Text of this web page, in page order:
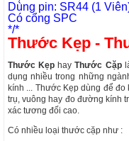
Dùng pin: SR44 (1
Có cổng SPC
*/*
Thước Kẹp -
Thước Kẹp hayThước Cặp
dụng nhiều trong những
kính ... Thước Kẹp dùng để
trụ, vuông hay đo đường kính
xác tương đối cao.
Có nhiều loại thước cặp như :